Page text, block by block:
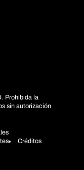
Prohibida la
sin autorización
Créditos